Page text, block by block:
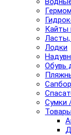
Кайты
Ласты,
Лодки
Обувь
Сумки